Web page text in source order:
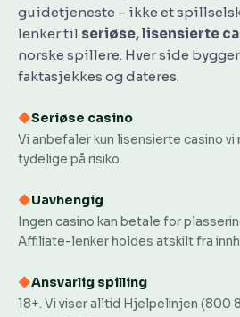
guidetjeneste – ikke et
lenker til seriøse, lisensierte
norske spillere. Hver side
faktasjekkes og dateres.
◆Seriøse casino
Vi anbefaler kun lisensierte casino
tydelige på risiko.
◆Uavhengig
Ingen casino kan betale for
Affiliate-lenker holdes atskilt fra
◆Ansvarlig spilling
18+. Vi viser alltid Hjelpelinjen (800